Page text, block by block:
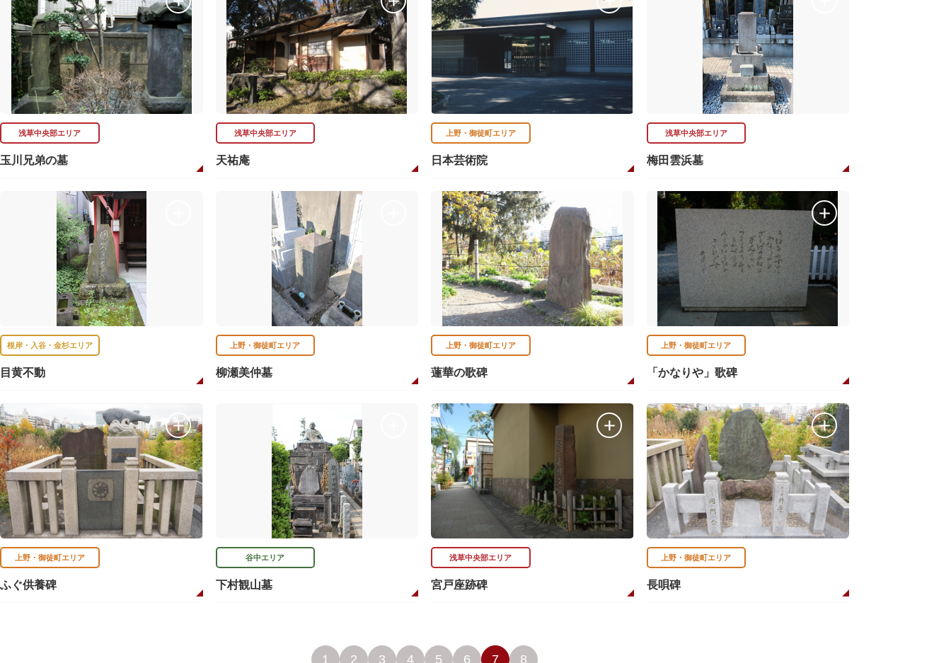
浅草中央部エリア
玉川兄弟の墓
浅草中央部エリア
天祐庵
上野・御徒町エリア
日本芸術院
浅草中央部エリア
梅田雲浜墓
根岸・入谷・金杉エリア
目黄不動
上野・御徒町エリア
柳瀬美仲墓
上野・御徒町エリア
蓮華の歌碑
上野・御徒町エリア
「かなりや」歌碑
上野・御徒町エリア
ふぐ供養碑
谷中エリア
下村観山墓
浅草中央部エリア
宮戸座跡碑
上野・御徒町エリア
長唄碑
1 2 3 4 5 6 7 8